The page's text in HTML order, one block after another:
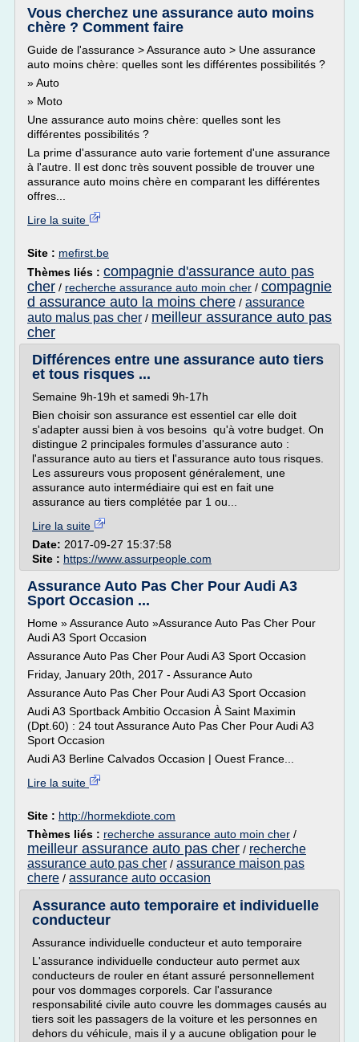
Vous cherchez une assurance auto moins
chère ? Comment faire
Guide de l'assurance > Assurance auto > Une assurance
auto moins chère: quelles sont les différentes possibilités ?
» Auto
» Moto
Une assurance auto moins chère: quelles sont les
différentes possibilités ?
La prime d'assurance auto varie fortement d'une assurance
à l'autre. Il est donc très souvent possible de trouver une
assurance auto moins chère en comparant les différentes
offres...
Lire la suite
Site : mefirst.be
Thèmes liés : compagnie d'assurance auto pas
cher / recherche assurance auto moin cher / compagnie
d assurance auto la moins chere / assurance
auto malus pas cher / meilleur assurance auto pas
cher
Différences entre une assurance auto tiers
et tous risques ...
Semaine 9h-19h et samedi 9h-17h
Bien choisir son assurance est essentiel car elle doit
s'adapter aussi bien à vos besoins qu'à votre budget. On
distingue 2 principales formules d'assurance auto :
l'assurance auto au tiers et l'assurance auto tous risques.
Les assureurs vous proposent généralement, une
assurance auto intermédiaire qui est en fait une
assurance au tiers complétée par 1 ou...
Lire la suite
Date: 2017-09-27 15:37:58
Site : https://www.assurpeople.com
Assurance Auto Pas Cher Pour Audi A3
Sport Occasion ...
Home » Assurance Auto »Assurance Auto Pas Cher Pour
Audi A3 Sport Occasion
Assurance Auto Pas Cher Pour Audi A3 Sport Occasion
Friday, January 20th, 2017 - Assurance Auto
Assurance Auto Pas Cher Pour Audi A3 Sport Occasion
Audi A3 Sportback Ambitio Occasion À Saint Maximin
(Dpt.60) : 24 tout Assurance Auto Pas Cher Pour Audi A3
Sport Occasion
Audi A3 Berline Calvados Occasion | Ouest France...
Lire la suite
Site : http://hormekdiote.com
Thèmes liés : recherche assurance auto moin cher /
meilleur assurance auto pas cher / recherche
assurance auto pas cher / assurance maison pas
chere / assurance auto occasion
Assurance auto temporaire et individuelle
conducteur
Assurance individuelle conducteur et auto temporaire
L'assurance individuelle conducteur auto permet aux
conducteurs de rouler en étant assuré personnellement
pour vos dommages corporels. Car l'assurance
responsabilité civile auto couvre les dommages causés au
tiers soit les passagers de la voiture et les personnes en
dehors du véhicule, mais il y a aucune obligation pour le